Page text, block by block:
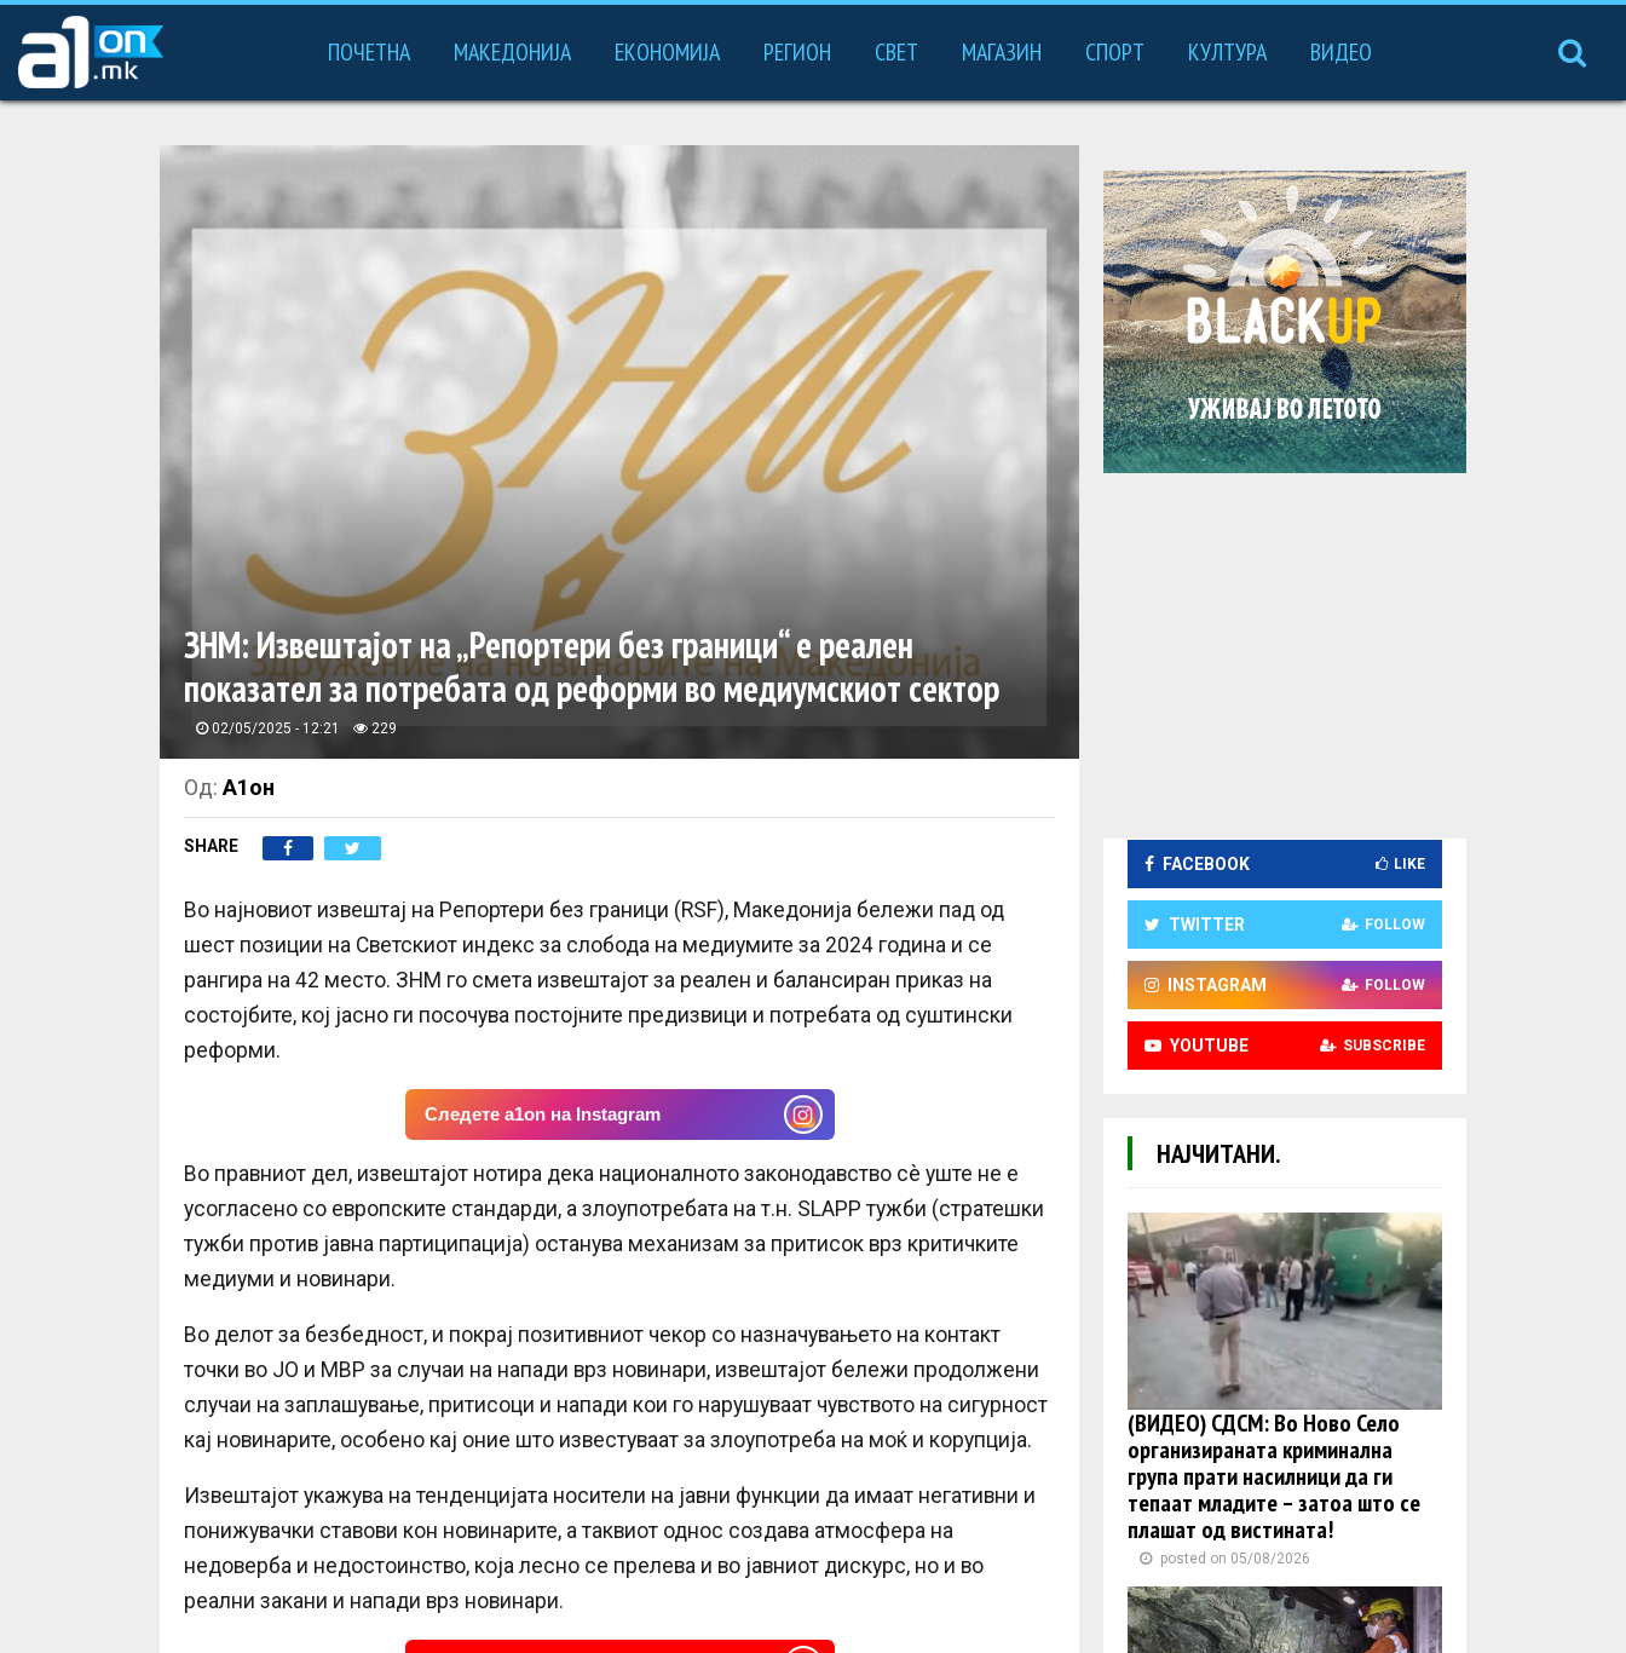
ПОЧЕТНА МАКЕДОНИЈА ЕКОНОМИЈА РЕГИОН СВЕТ МАГАЗИН СПОРТ КУЛТУРА ВИДЕО
ЗНМ: Извештајот на „Репортери без граници“ е реален
показател за потребата од реформи во медиумскиот сектор
02/05/2025 - 12:21 229
Од: А1он
SHARE
Во најновиот извештај на Репортери без граници (RSF), Македонија бележи пад од
шест позиции на Светскиот индекс за слобода на медиумите за 2024 година и се
рангира на 42 место. ЗНМ го смета извештајот за реален и балансиран приказ на
состојбите, кој јасно ги посочува постојните предизвици и потребата од суштински
реформи.
Следете a1on на Instagram
Во правниот дел, извештајот нотира дека националното законодавство сè уште не е
усогласено со европските стандарди, а злоупотребата на т.н. SLAPP тужби (стратешки
тужби против јавна партиципација) останува механизам за притисок врз критичките
медиуми и новинари.
Во делот за безбедност, и покрај позитивниот чекор со назначувањето на контакт
точки во ЈО и МВР за случаи на напади врз новинари, извештајот бележи продолжени
случаи на заплашување, притисоци и напади кои го нарушуваат чувството на сигурност
кај новинарите, особено кај оние што известуваат за злоупотреба на моќ и корупција.
Извештајот укажува на тенденцијата носители на јавни функции да имаат негативни и
понижувачки ставови кон новинарите, а таквиот однос создава атмосфера на
недоверба и недостоинство, која лесно се прелева и во јавниот дискурс, но и во
реални закани и напади врз новинари.
FACEBOOK LIKE
TWITTER FOLLOW
INSTAGRAM FOLLOW
YOUTUBE SUBSCRIBE
НАЈЧИТАНИ.
(ВИДЕО) СДСМ: Во Ново Село
организираната криминална
група прати насилници да ги
тепаат младите – затоа што се
плашат од вистината!
posted on 05/08/2026